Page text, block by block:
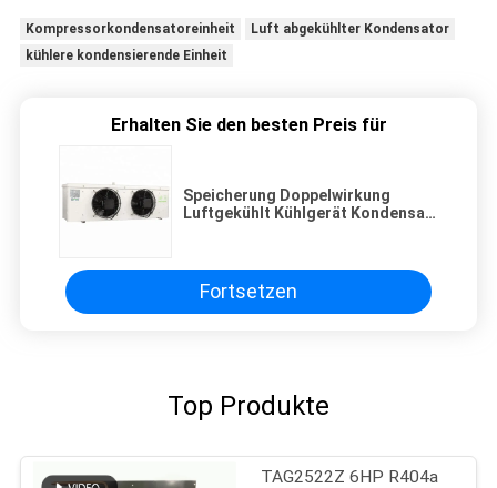
Kompressorkondensatoreinheit
Luft abgekühlter Kondensator
kühlere kondensierende Einheit
Erhalten Sie den besten Preis für
Speicherung Doppelwirkung
Luftgekühlt Kühlgerät Kondensat
Kühlspirale Ventilator Verdampfer
Fortsetzen
Top Produkte
TAG2522Z 6HP R404a